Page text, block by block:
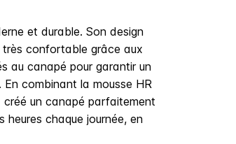
et durable. Son design
très confortable grâce aux
au canapé pour garantir un
combinant la mousse HR
un canapé parfaitement
chaque journée, en